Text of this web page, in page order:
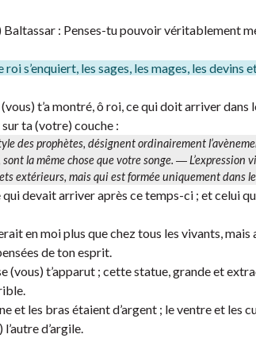
: Penses-tu pouvoir véritablement
s’enquiert, les sages, les mages, les devins
t’a montré, ô roi, ce qui doit arriver
ta (votre) couche :
des prophètes, désignent ordinairement
sont la même chose quevotre songe. ― L’expression
extérieurs, mais qui est formée uniquement dans
devait arriver après ce temps-ci ; et celui
en moi plus que chez tous les vivants, mais
de ton esprit.
(vous) t’apparut ; cette statue, grande et
les bras étaient d’argent ; le ventre et les
d’argile.